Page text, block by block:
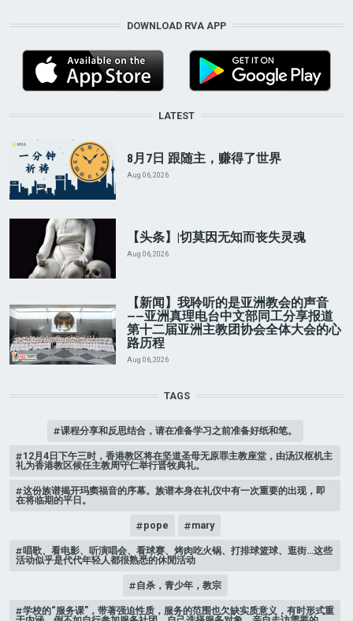
DOWNLOAD RVA APP
LATEST
8月7日 跟随主，赚得了世界
Aug 06, 2026
【头条】|切莫因无知而丧失灵魂
Aug 06, 2026
【新闻】我聆听的是亚洲教会的声音
——亚洲真理电台中文部同工分享报道
第十二届亚洲主教团协会全体大会的心
路历程
Aug 06, 2026
TAGS
课程分享和反思结合，请在准备学习之前准备好纸和笔。
12月4日下午三时，香港教区将在坚道圣母无原罪主教座堂，由汤汉枢机主
礼为香港教区候任主教周守仁举行晋牧典礼。
这份族谱揭开玛窦福音的序幕。族谱本身在礼仪中有一次重要的出现，即
在将临期的平日。
pope mary
唱歌、看电影、听演唱会、看球赛、烤肉吃火锅、打排球篮球、逛街…这些
活动似乎是代代年轻人都很熟悉的休閒活动
自杀，青少年，教宗
学校的“服务课”，带著强迫性质，服务的范围也欠缺实质意义，有时形式重